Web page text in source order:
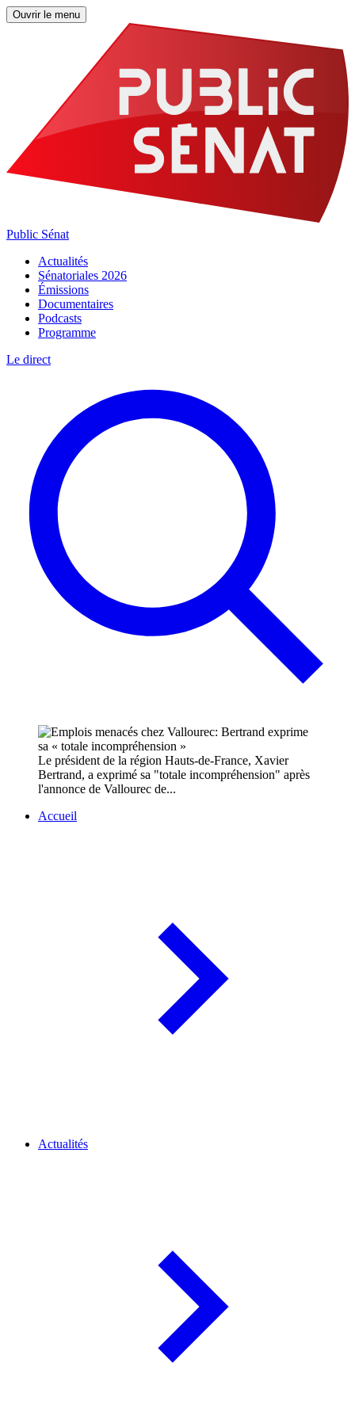
Ouvrir le menu
Public Sénat
Actualités
Sénatoriales 2026
Émissions
Documentaires
Podcasts
Programme
Le direct
Le président de la région Hauts-de-France, Xavier
Bertrand, a exprimé sa "totale incompréhension" après
l'annonce de Vallourec de...
Accueil
Actualités